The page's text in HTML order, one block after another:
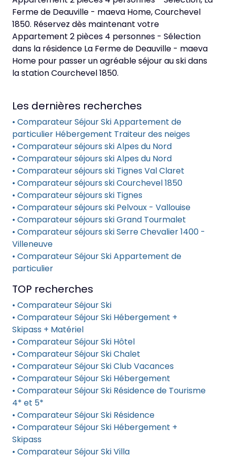
Ferme de Deauville - maeva Home, Courchevel
1850. Réservez dès maintenant votre
Appartement 2 pièces 4 personnes - Sélection
dans la résidence La Ferme de Deauville - maeva
Home pour passer un agréable séjour au ski dans
la station Courchevel 1850.
Les dernières recherches
• Comparateur Séjour Ski Appartement de
particulier Hébergement Traiteur des neiges
• Comparateur séjours ski Alpes du Nord
• Comparateur séjours ski Alpes du Nord
• Comparateur séjours ski Tignes Val Claret
• Comparateur séjours ski Courchevel 1850
• Comparateur séjours ski Tignes
• Comparateur séjours ski Pelvoux - Vallouise
• Comparateur séjours ski Grand Tourmalet
• Comparateur séjours ski Serre Chevalier 1400 -
Villeneuve
• Comparateur Séjour Ski Appartement de
particulier
TOP recherches
• Comparateur Séjour Ski
• Comparateur Séjour Ski Hébergement +
Skipass + Matériel
• Comparateur Séjour Ski Hôtel
• Comparateur Séjour Ski Chalet
• Comparateur Séjour Ski Club Vacances
• Comparateur Séjour Ski Hébergement
• Comparateur Séjour Ski Résidence de Tourisme
4* et 5*
• Comparateur Séjour Ski Résidence
• Comparateur Séjour Ski Hébergement +
Skipass
• Comparateur Séjour Ski Villa